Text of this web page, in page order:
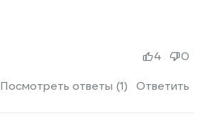
Посмотреть ответы (1) Ответить
4 0